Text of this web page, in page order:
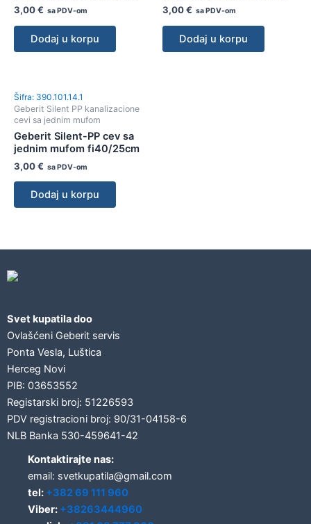
3,00€ sa PDV-om
Dodaj u korpu
3,00€ sa PDV-om
Dodaj u korpu
Šifra: 390.101.14.1
Geberit Silent PP kanalizacione
cevi sa jednim mufom
Geberit Silent-PP cev sa
jednim mufom fi40/25cm
3,00€ sa PDV-om
Dodaj u korpu
Svet kupatila doo
Ovlašćeni Geberit servis
Ponta Vesla, Luštica
Herceg Novi
PIB: 03653552
Registarski broj: 51226593
PDV registracioni broj: 90/31-04158-6
NLB Banka 530-459641-42
Kontaktirajte nas:
email: svetkupatila@gmail.com
tel: +382 69 111 960
Viber: +38263444960